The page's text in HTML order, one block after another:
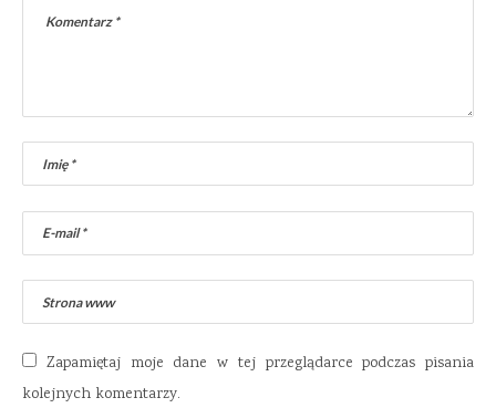
Zapamiętaj moje dane w tej przeglądarce podczas pisania
kolejnych komentarzy.